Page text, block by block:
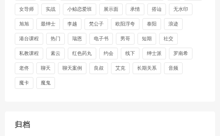
女导师 实战 小鲸恋爱班 展示面 承情 搭讪 无水印
旭旭 最绅士 李越 梵公子 欧阳浮夸 泰阳 浪迹
港台课程 热门 瑞恩 电子书 男哥 短期 社交
私教课程 素云 红色药丸 约会 线下 绅士派 罗南希
老佟 聊天 聊天案例 良叔 艾克 长期关系 音频
魔卡 魔鬼
归档